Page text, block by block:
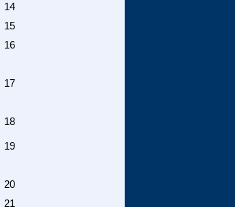
14
15
16
17
18
19
20
21